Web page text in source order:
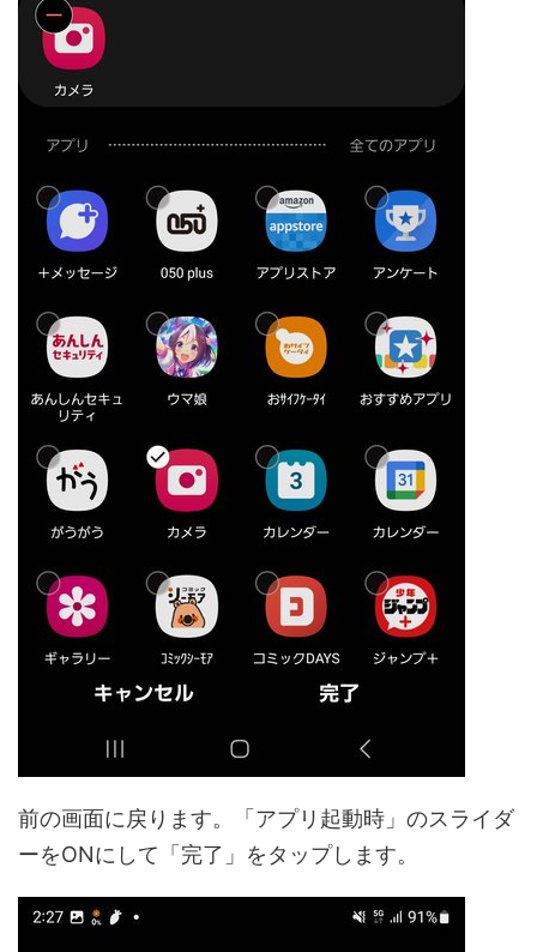
前の画面に戻ります。「アプリ起動時」のスライダ
ーをONにして「完了」をタップします。